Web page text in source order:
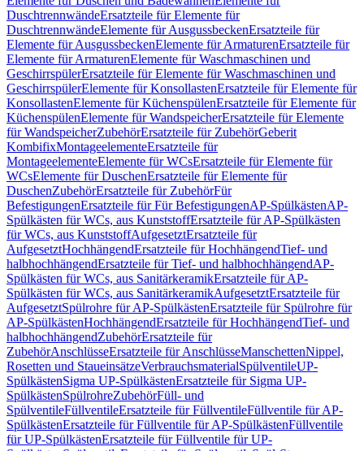
DuschtrennwändeErsatzteile für Elemente für
DuschtrennwändeElemente für AusgussbeckenErsatzteile für
Elemente für AusgussbeckenElemente für ArmaturenErsatzteile für
Elemente für ArmaturenElemente für Waschmaschinen und
GeschirrspülerErsatzteile für Elemente für Waschmaschinen und
GeschirrspülerElemente für KonsollastenErsatzteile für Elemente für
KonsollastenElemente für KüchenspülenErsatzteile für Elemente für
KüchenspülenElemente für WandspeicherErsatzteile für Elemente
für WandspeicherZubehörErsatzteile für ZubehörGeberit
KombifixMontageelementeErsatzteile für
MontageelementeElemente für WCsErsatzteile für Elemente für
WCsElemente für DuschenErsatzteile für Elemente für
DuschenZubehörErsatzteile für ZubehörFür
BefestigungenErsatzteile für Für BefestigungenAP-SpülkästenAP-
Spülkästen für WCs, aus KunststoffErsatzteile für AP-Spülkästen
für WCs, aus KunststoffAufgesetztErsatzteile für
AufgesetztHochhängendErsatzteile für HochhängendTief- und
halbhochhängendErsatzteile für Tief- und halbhochhängendAP-
Spülkästen für WCs, aus SanitärkeramikErsatzteile für AP-
Spülkästen für WCs, aus SanitärkeramikAufgesetztErsatzteile für
AufgesetztSpülrohre für AP-SpülkästenErsatzteile für Spülrohre für
AP-SpülkästenHochhängendErsatzteile für HochhängendTief- und
halbhochhängendZubehörErsatzteile für
ZubehörAnschlüsseErsatzteile für AnschlüsseManschettenNippel,
Rosetten und StaueinsätzeVerbrauchsmaterialSpülventileUP-
SpülkästenSigma UP-SpülkästenErsatzteile für Sigma UP-
SpülkästenSpülrohreZubehörFüll- und
SpülventileFüllventileErsatzteile für FüllventileFüllventile für AP-
SpülkästenErsatzteile für Füllventile für AP-SpülkästenFüllventile
für UP-SpülkästenErsatzteile für Füllventile für UP-